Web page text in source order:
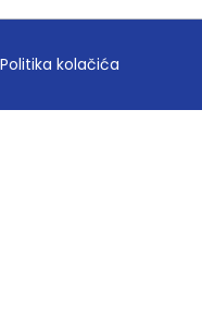
Politika kolačića